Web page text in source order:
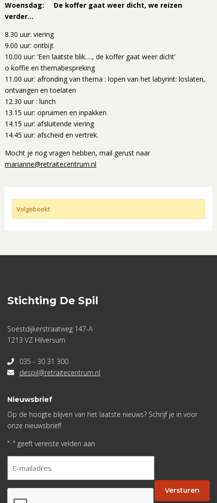
Woensdag: De koffer gaat weer dicht, we reizen
verder…
8.30 uur: viering
9.00 uur: ontbijt
10.00 uur: ‘Een laatste blik…., de koffer gaat weer dicht’
o koffie en themabespreking
11.00 uur: afronding van thema : lopen van het labyrint: loslaten,
ontvangen en toelaten
12.30 uur : lunch
13.15 uur: opruimen en inpakken
14.15 uur: afsluitende viering
14.45 uur: afscheid en vertrek.
Mocht je nog vragen hebben, mail gerust naar
marianne@retraitecentrum.nl
Volgeboekt
Stichting De Spil
Soestdijkerstraatweg 147-A
1213 VZ Hilversum
035 - 30 31 300
despil@retraitecentrum.nl
Nieuwsbrief
Op de hoogte blijven van het laatste nieuws? Schrijf je in voor
onze nieuwsbrief!
"*" geeft vereiste velden aan
* Versturen